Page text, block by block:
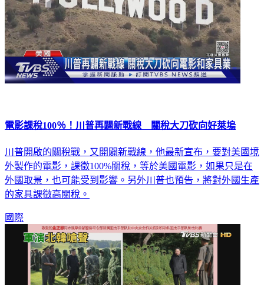
電影課稅100％！川普再闢新戰線 關稅大刀砍向好萊塢
川普開啟的關稅戰，又開闢新戰線，他最新宣布，要對美國境
外製作的電影，課徵100%關稅，等於美國電影，如果只是在
外國取景，也可能受到影響。另外川普也預告，將對外國生產
的家具課徵高關稅。
國際